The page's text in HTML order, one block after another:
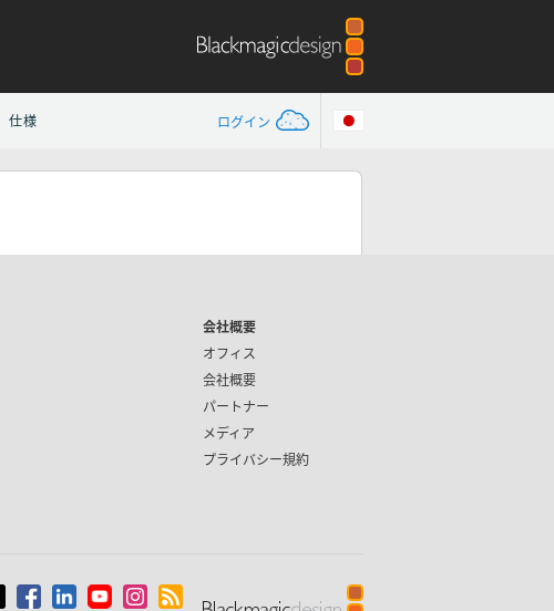
ログイン
仕様
会社概要
オフィス
会社概要
パートナー
メディア
プライバシー規約